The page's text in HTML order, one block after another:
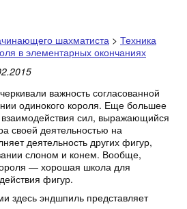
шахматиста > Техника
в элементарных окончаниях
важность согласованной
одинокого короля. Еще большее
взаимодействия сил, выражающийся
своей деятельностью на
деятельность других фигур,
слоном и конем. Вообще,
— хорошая школа для
фигур.
здесь эндшпиль представляет